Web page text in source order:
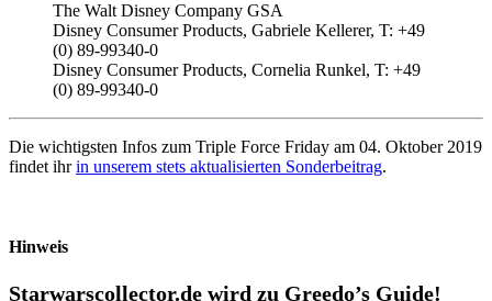
The Walt Disney Company GSA
Disney Consumer Products, Gabriele Kellerer, T: +49
(0) 89-99340-0
Disney Consumer Products, Cornelia Runkel, T: +49
(0) 89-99340-0
Die wichtigsten Infos zum Triple Force Friday am 04. Oktober 2019
findet ihrin unserem stets aktualisierten Sonderbeitrag.
Hinweis
Starwarscollector.de wird zu Greedo’s Guide!